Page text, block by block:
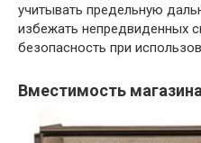
учитывать предельную
избежать непредвиденных
безопасность при
Вместимость магазина